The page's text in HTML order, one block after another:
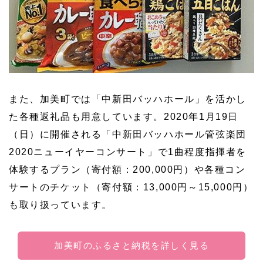
また、加美町では「中新田バッハホール」を活かし
た各種返礼品も用意しています。2020年1月19日
（日）に開催される「中新田バッハホール管弦楽団
2020ニューイヤーコンサート」で1曲程度指揮者を
体験するプラン（寄付額：200,000円）や各種コン
サートのチケット（寄付額：13,000円～15,000円）
も取り扱っています。
加美町のふるさと納税を詳しく見る